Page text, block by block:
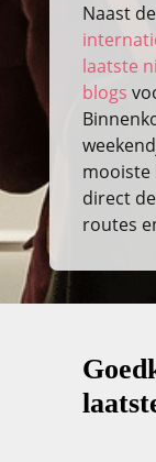
Naast de
laatste
blogs
mooiste
direct
routes